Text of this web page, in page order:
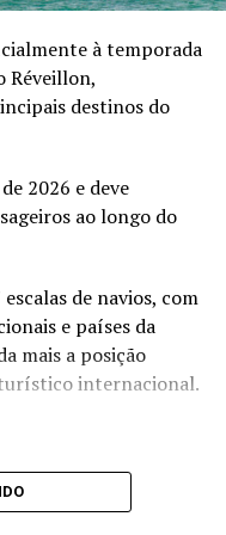
real”, afirma.
empresários como
Chiesa e Darci
de trocas
e
à temporada
Réveillon,
destinos do
2026 e deve
ao longo do
de navios, com
e países da
mais a posição
internacional.